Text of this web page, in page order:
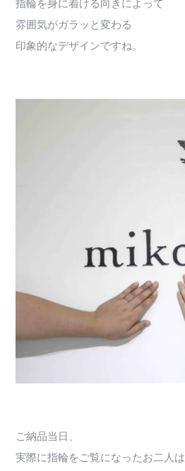
指輪を身に着ける向きによって
雰囲気がガラッと変わる
印象的なデザインですね。
ご納品当日、
実際に指輪をご覧になったお二人は